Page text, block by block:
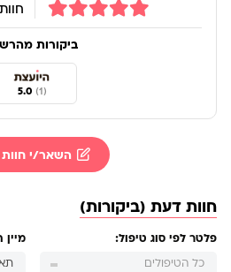
ביקורות
(1)
5.0
השאר/י
חוות דעת (ביקורות)
פלטר לפי סוג טיפול:
כל הטיפולים